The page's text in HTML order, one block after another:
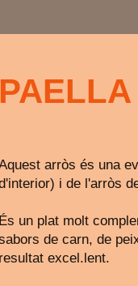
arròs és una
i de l'arròs
És un plat molt
de carn, de
resultat excel.lent.